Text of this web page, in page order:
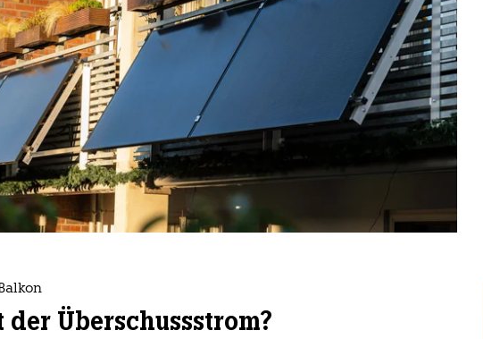
der Überschussstrom?